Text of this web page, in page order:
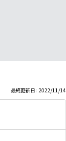
最終更新日 : 2022/11/14